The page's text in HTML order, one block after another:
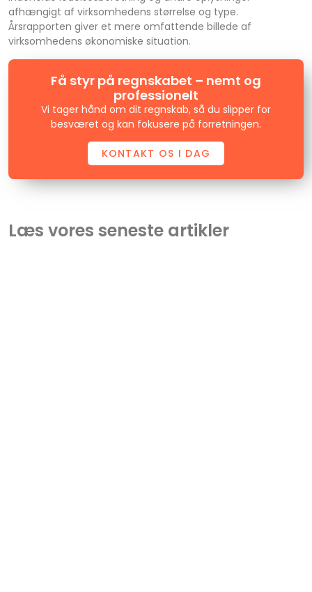
afhængigt af virksomhedens størrelse og type.
Årsrapporten giver et mere omfattende billede af
virksomhedens økonomiske situation.
Få styr på regnskabet – nemt og
professionelt
Vi tager hånd om dit regnskab, så du slipper for
besværet og kan fokusere på forretningen.
KONTAKT OS I DAG
Læs vores seneste artikler